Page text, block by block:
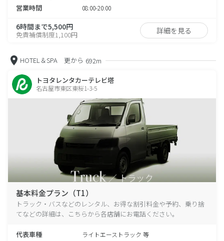
営業時間 08:00-20:00
6時間まで5,500円
免責補償制度1,100円 詳細を見る
HOTEL＆SPA 更から 692m
トヨタレンタカーテレビ塔
名古屋市東区東桜1-3-5
基本料金プラン（T1）
トラック・バスなどのレンタル、お得な割引料金や予約、乗り捨
てなどの詳細は、こちらから各店舗にお電話ください。
代表車種 ライトエーストラック 等